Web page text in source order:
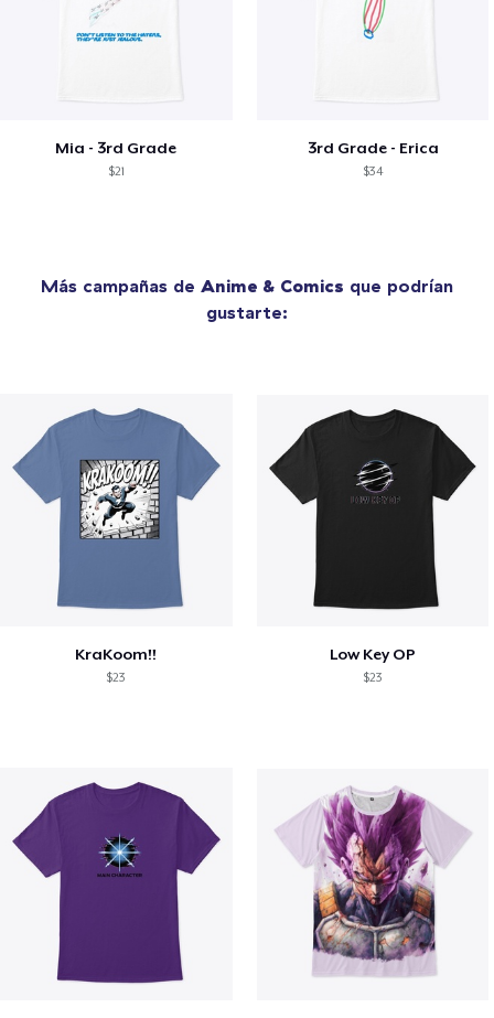
Mia - 3rd Grade
$21
3rd Grade - Erica
$34
Más campañas de Anime & Comics que podrían
gustarte:
KraKoom!!
$23
Low Key OP
$23